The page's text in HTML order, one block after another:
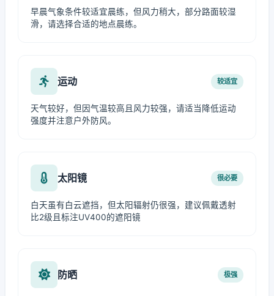
早晨气象条件较适宜晨练，但风力稍大，部分路面较湿
滑，请选择合适的地点晨练。
运动 较适宜
天气较好，但因气温较高且风力较强，请适当降低运动
强度并注意户外防风。
太阳镜 很必要
白天虽有白云遮挡，但太阳辐射仍很强，建议佩戴透射
比2级且标注UV400的遮阳镜
防晒 极强